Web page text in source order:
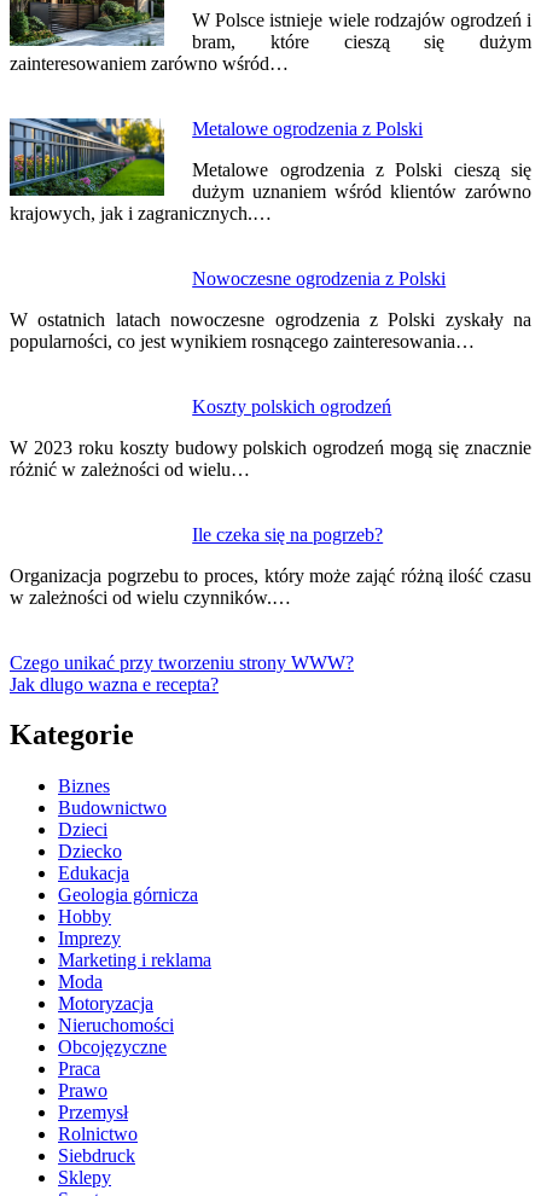
W Polsce istnieje wiele rodzajów ogrodzeń i
bram, które cieszą się dużym
zainteresowaniem zarówno wśród…
Metalowe ogrodzenia z Polski
Metalowe ogrodzenia z Polski cieszą się
dużym uznaniem wśród klientów zarówno
krajowych, jak i zagranicznych.…
Nowoczesne ogrodzenia z Polski
W ostatnich latach nowoczesne ogrodzenia z Polski zyskały na
popularności, co jest wynikiem rosnącego zainteresowania…
Koszty polskich ogrodzeń
W 2023 roku koszty budowy polskich ogrodzeń mogą się znacznie
różnić w zależności od wielu…
Ile czeka się na pogrzeb?
Organizacja pogrzebu to proces, który może zająć różną ilość czasu
w zależności od wielu czynników.…
wpisu
Czego unikać przy tworzeniu strony WWW?
Jak dlugo wazna e recepta?
Kategorie
Biznes
Budownictwo
Dzieci
Dziecko
Edukacja
Geologia górnicza
Hobby
Imprezy
Marketing i reklama
Moda
Motoryzacja
Nieruchomości
Obcojęzyczne
Praca
Prawo
Przemysł
Rolnictwo
Siebdruck
Sklepy